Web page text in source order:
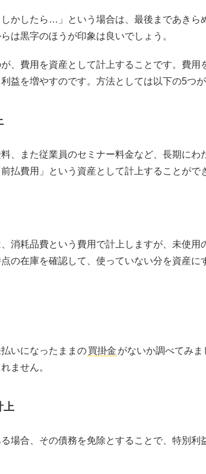
しかしたら…」という場合は、最後まであきら
は黒字のほうが印象は良いでしょう。
、費用を資産として計上することです。費用
益を増やすのです。方法としては以下の5つが
、また従業員のセミナー料金など、長期にわ
払費用」という資産として計上することがで
消耗品費という費用で計上しますが、未使用
の在庫を確認して、使っていない分を資産に
いになったままの買掛金 がないか調べてみ
ません。
上
場合、その債務を免除とすることで、特別利